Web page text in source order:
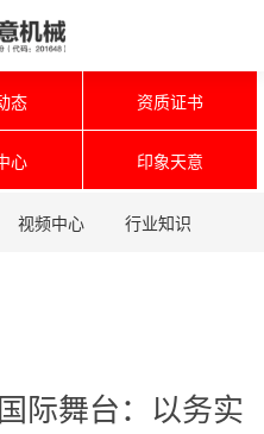
态 资质证书
心 印象天意
视频中心 行业知识
际舞台：以务实